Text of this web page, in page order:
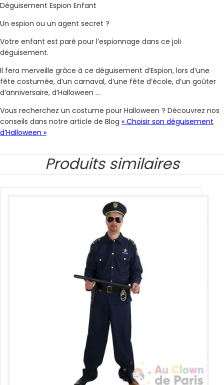
Déguisement Espion Enfant
Un espion ou un agent secret ?
Votre enfant est paré pour l’espionnage dans ce joli
déguisement.
Il fera merveille grâce à ce déguisement d’Espion, lors d’une
fête costumée, d’un carnaval, d’une fête d’école, d’un goûter
d’anniversaire, d’Halloween …
Vous recherchez un costume pour Halloween ? Découvrez nos
conseils dans notre article de Blog « Choisir son déguisement
d’Halloween »
Produits similaires